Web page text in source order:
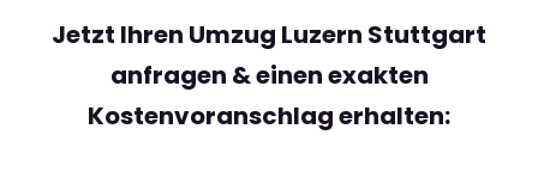
Jetzt Ihren Umzug Luzern Stuttgart
anfragen & einen exakten
Kostenvoranschlag erhalten: